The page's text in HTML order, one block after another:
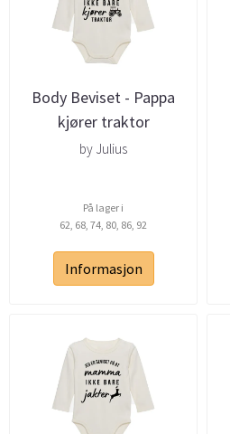
Body Beviset - Pappa
kjører traktor
by Julius
På lager i
62, 68, 74, 80, 86, 92
Informasjon